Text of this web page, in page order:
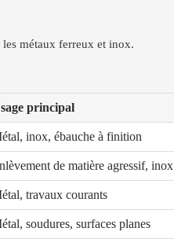
les métaux ferreux et inox.
principal
inox, ébauche à finition
de matière agressif, inox
travaux courants
soudures, surfaces planes